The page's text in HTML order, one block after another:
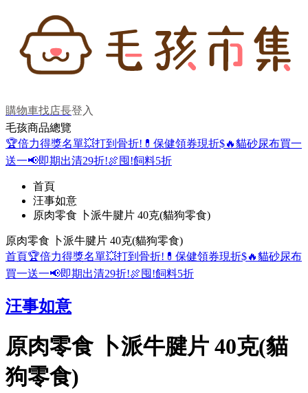
購物車找店長登入
毛孩商品總覽
🏆倍力得獎名單💥打到骨折! 💊保健領券現折$🔥貓砂尿布買一
送一📢即期出清29折!🍖囤!飼料5折
首頁
汪事如意
原肉零食 卜派牛腱片 40克(貓狗零食)
原肉零食 卜派牛腱片 40克(貓狗零食)
首頁🏆倍力得獎名單💥打到骨折! 💊保健領券現折$🔥貓砂尿布
買一送一📢即期出清29折!🍖囤!飼料5折
汪事如意
原肉零食 卜派牛腱片 40克(貓
狗零食)